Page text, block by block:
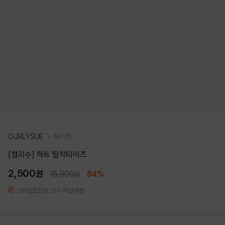
CURLYSUE 타이즈
[컬리수] 하트 탈착타이즈
2,500원 15,900원 84%
스타일포인트 25P 적립예정